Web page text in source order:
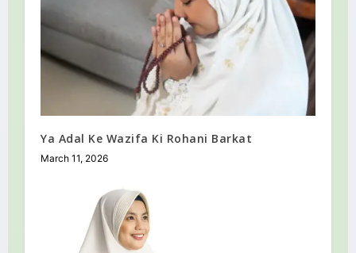
Ya Adal Ke Wazifa Ki Rohani Barkat
March 11, 2026